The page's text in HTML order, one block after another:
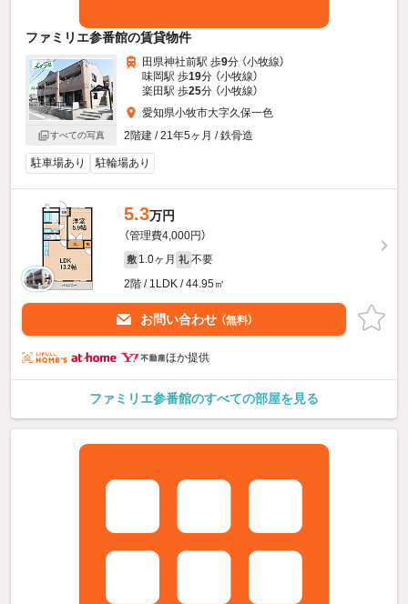
ファミリエ参番館の賃貸物件
すべての写真
田県神社前駅 歩9分 （小牧線）
味岡駅 歩19分 （小牧線）
楽田駅 歩25分 （小牧線）
愛知県小牧市大字久保一色
2階建 / 21年5ヶ月 / 鉄骨造
駐車場あり 駐輪場あり
5.3万円
（管理費4,000円）
敷 1.0ヶ月 礼 不要
2階 / 1LDK / 44.95㎡
お問い合わせ （無料）
ほか提供
ファミリエ参番館のすべての部屋を見る